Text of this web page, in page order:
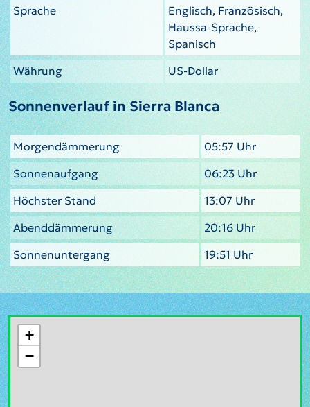
Sprache
Englisch, Französisch,
Haussa-Sprache,
Spanisch
Währung
US-Dollar
Sonnenverlauf in Sierra Blanca
Morgendämmerung
05:57 Uhr
Sonnenaufgang
06:23 Uhr
Höchster Stand
13:07 Uhr
Abenddämmerung
20:16 Uhr
Sonnenuntergang
19:51 Uhr
+
−